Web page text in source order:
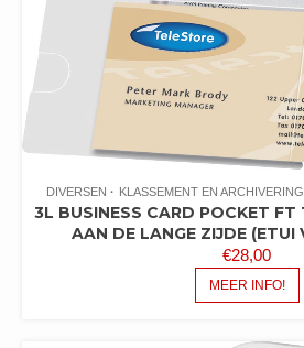
DIVERSEN KLASSEMENT EN ARCHIVERING
3L BUSINESS CARD POCKET FT
AAN DE LANGE ZIJDE (ETUI
€28,00
MEER INFO!